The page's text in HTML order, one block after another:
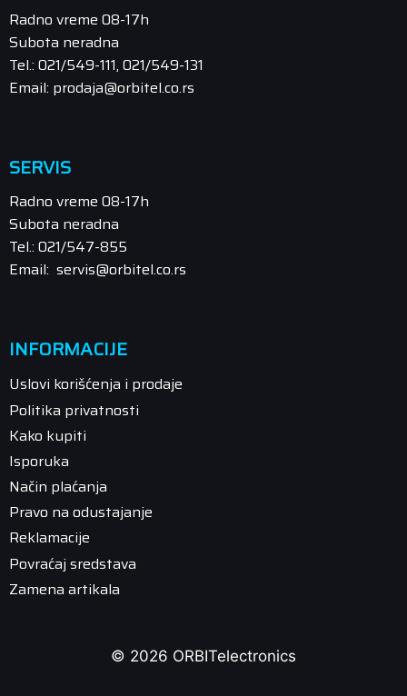
Radno vreme 08-17h
Subota neradna
Tel.: 021/549-111, 021/549-131
Email: prodaja@orbitel.co.rs
SERVIS
Radno vreme 08-17h
Subota neradna
Tel.: 021/547-855
Email: servis@orbitel.co.rs
INFORMACIJE
Uslovi korišćenja i prodaje
Politika privatnosti
Kako kupiti
Isporuka
Način plaćanja
Pravo na odustajanje
Reklamacije
Povraćaj sredstava
Zamena artikala
© 2026 ORBITelectronics